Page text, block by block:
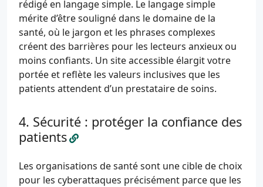
rédigé en langage simple. Le langage simple
mérite d’être souligné dans le domaine de la
santé, où le jargon et les phrases complexes
créent des barrières pour les lecteurs anxieux ou
moins confiants. Un site accessible élargit votre
portée et reflète les valeurs inclusives que les
patients attendent d’un prestataire de soins.
Sécurité : protéger la confiance des
patients
Les organisations de santé sont une cible de choix
pour les cyberattaques précisément parce que les